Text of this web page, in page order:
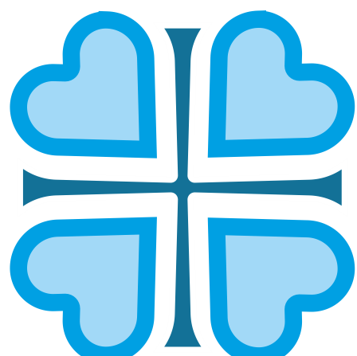
АЛАТЫРСКАЯ И ПОРЕЦКАЯ
ГЛАВНАЯ МИТРОПОЛИИ АЛАТЫРСКАЯ И ПОРЕЦКАЯ
Епархией управляет епископ Алатырский и
Алатарский Феодосий.
ОСНОВНЫЕ НАПРАВЛЕНИЯ
РАБОТЫ
Социальное служение
Руководитель:протоиерей Андрей Савенков